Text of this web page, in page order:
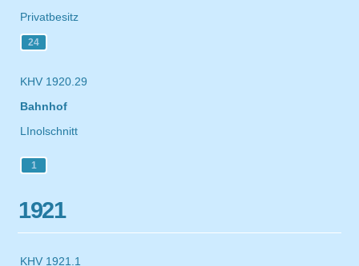
Privatbesitz
24
KHV 1920.29
Bahnhof
LInolschnitt
1
1921
KHV 1921.1